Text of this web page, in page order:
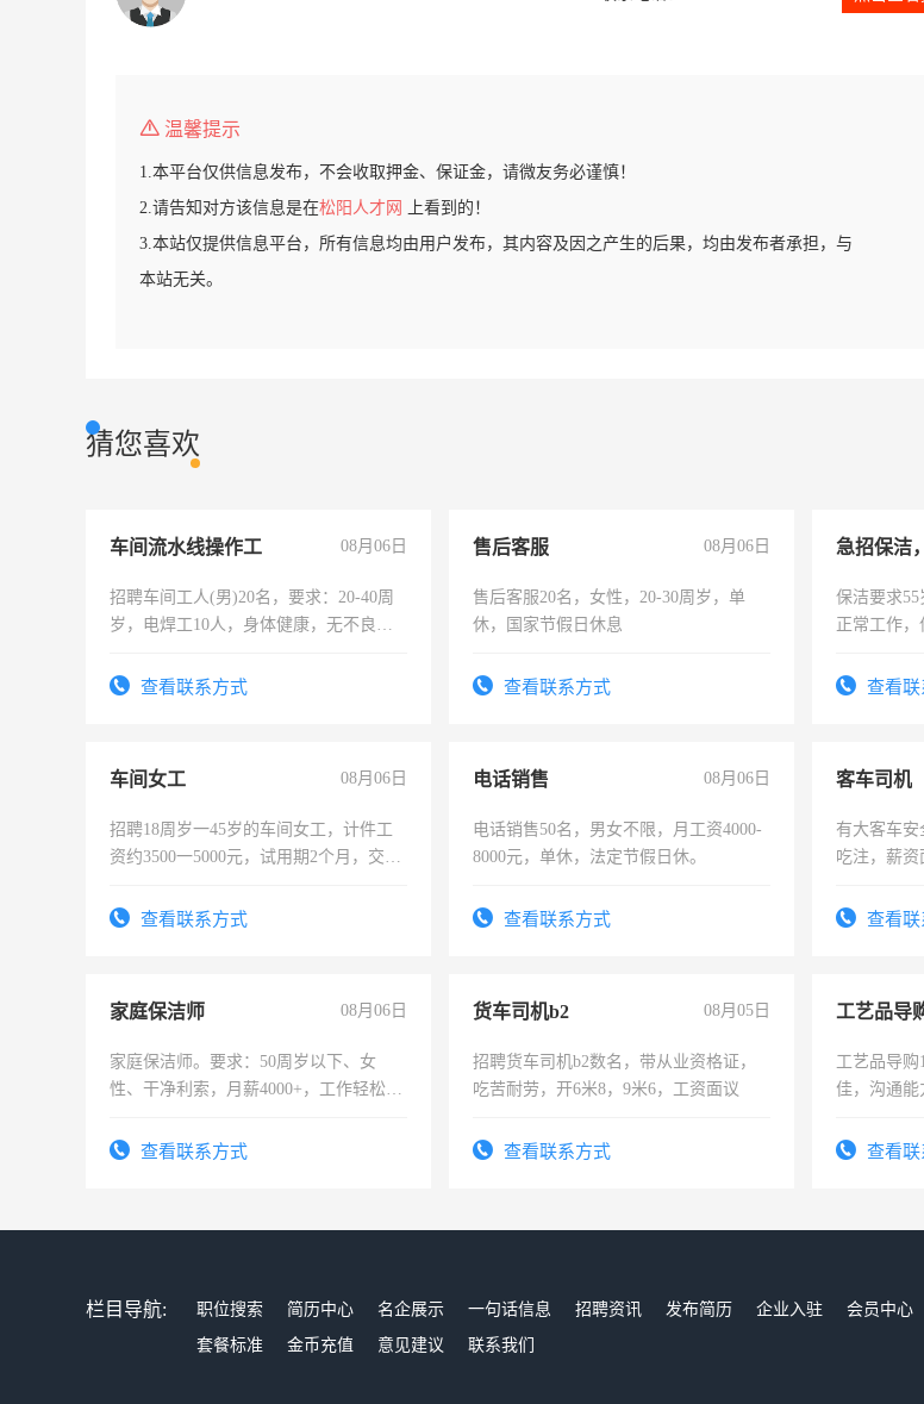
温馨提示
1.本平台仅供信息发布，不会收取押金、保证金，请微友务必谨慎！
2.请告知对方该信息是在松阳人才网
上看到的！
3.本站仅提供信息平台，所有信息均由用户发布，其内容及因之产生的后果，均由发布者承担，与
本站无关。
猜您喜欢
车间流水线操作工 08月06日
招聘车间工人(男)20名，要求：20-40周
岁，电焊工10人，身体健康，无不良嗜
宿，免费发放劳保用品，两班倒，每月
查看联系方式
售后客服 08月06日
售后客服20名，女性，20-30周岁，单
休，国家节假日休息
查看联系方式
保洁要求
正常工作
录，客服要
查看
车间女工 08月06日
招聘18周岁一45岁的车间女工，计件工
资约3500一5000元，试用期2个月，交五
查看联系方式
电话销售 08月06日
电话销售50名，男女不限，月工资4000-
8000元，单休，法定节假日休。
查看联系方式
客车司机
有大客车
吃注，薪资
查看
家庭保洁师 08月06日
家庭保洁师。要求：50周岁以下、女
性、干净利索，月薪4000+，工作轻松，
太太等。查看联系方式
货车司机b2 08月05日
招聘货车司机b2数名，带从业资格证，
吃苦耐劳，开6米8，9米6，工资面议
查看联系方式
工艺品导
工艺品导购
佳，沟通
查看
栏目导航: 职位搜索 简历中心 名企展示 一句话信息 招聘资讯 发布简历 企业入驻 会员中心
套餐标准
金币充值 意见建议 联系我们